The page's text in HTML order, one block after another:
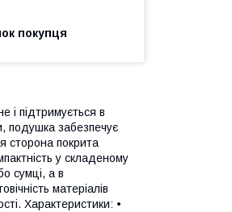
покупця
і підтримується в
подушка забезпечує
сторона покрита
у складеному
сумці, а в
матеріалів
Характеристики: •